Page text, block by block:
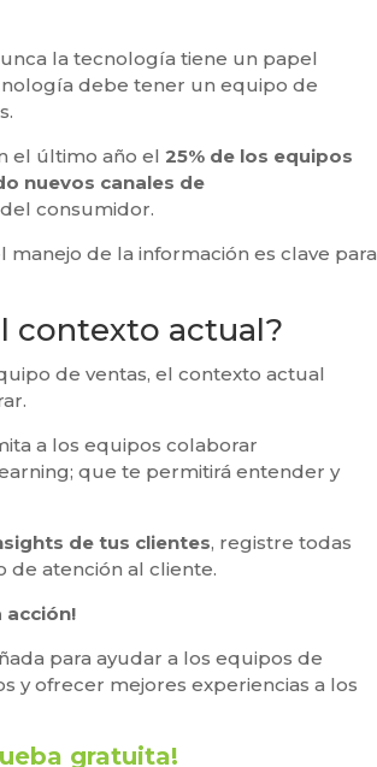
la tecnología tiene un papel
debe tener un equipo de
el último año el25% de los equipos
nuevos canales de
consumidor.
de la información es clave para
contexto actual?
de ventas, el contexto actual
a los equipos colaborar
que te permitirá entender y
de tus clientes, registre todas
de atención al cliente.
acción!
para ayudar a los equipos de
y ofrecer mejores experiencias a los
gratuita!